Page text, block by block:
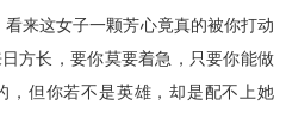
来这女子一颗芳心竟真的被你打动
方长，要你莫要着急，只要你能做
，但你若不是英雄，却是配不上她